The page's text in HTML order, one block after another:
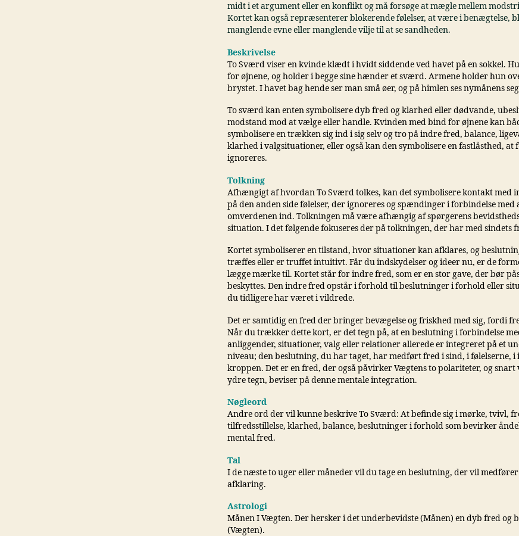
midt i et argument eller en konflikt og må forsøge at mægle mellem
Kortet kan også repræsenterer blokerende følelser, at være i benægtelse,
manglende evne eller manglende vilje til at se sandheden.
Beskrivelse
To Sværd viser en kvinde klædt i hvidt siddende ved havet på en sokkel.
for øjnene, og holder i begge sine hænder et sværd. Armene holder hun
brystet. I havet bag hende ser man små øer, og på himlen ses nymånens
To sværd kan enten symbolisere dyb fred og klarhed eller dødvande,
modstand mod at vælge eller handle. Kvinden med bind for øjnene kan
symbolisere en trækken sig ind i sig selv og tro på indre fred, balance,
klarhed i valgsituationer, eller også kan den symbolisere en fastlåsthed, at
ignoreres.
Tolkning
Afhængigt af hvordan To Sværd tolkes, kan det symbolisere kontakt med
på den anden side følelser, der ignoreres og spændinger i forbindelse med
omverdenen ind. Tolkningen må være afhængig af spørgerens
situation. I det følgende fokuseres der på tolkningen, der har med sindets
Kortet symboliserer en tilstand, hvor situationer kan afklares, og
træffes eller er truffet intuitivt. Får du indskydelser og ideer nu, er de
lægge mærke til. Kortet står for indre fred, som er en stor gave, der bør
beskyttes. Den indre fred opstår i forhold til beslutninger i forhold eller
du tidligere har været i vildrede.
Det er samtidig en fred der bringer bevægelse og friskhed med sig, fordi
Når du trækker dette kort, er det tegn på, at en beslutning i forbindelse
anliggender, situationer, valg eller relationer allerede er integreret på et
niveau; den beslutning, du har taget, har medført fred i sind, i følelserne, i
kroppen. Det er en fred, der også påvirker Vægtens to polariteter, og snart
ydre tegn, beviser på denne mentale integration.
Nøgleord
Andre ord der vil kunne beskrive To Sværd: At befinde sig i mørke, tvivl,
tilfredsstillelse, klarhed, balance, beslutninger i forhold som bevirker
mental fred.
Tal
I de næste to uger eller måneder vil du tage en beslutning, der vil
afklaring.
Astrologi
Månen I Vægten. Der hersker i det underbevidste (Månen) en dyb fred og
(Vægten).